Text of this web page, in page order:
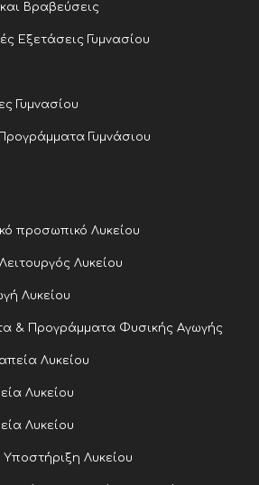
Βραβεύσεις
Εξετάσεις Γυμνασίου
Γυμνασίου
Γυμνάσιου
προσωπικό Λυκείου
Λυκείου
Λυκείου
& Προγράμματα Φυσικής Αγωγής
Λυκείου
Λυκείου
Λυκείου
Υποστήριξη Λυκείου